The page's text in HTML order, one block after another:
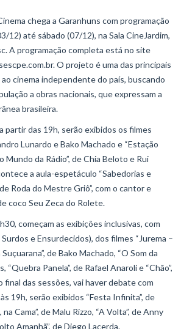
chega a Garanhuns com programação
12) até sábado (07/12), na Sala CineJardim,
A programação completa está no site
O projeto é uma das principais
cinema independente do país, buscando
a obras nacionais, que expressam a
brasileira.
partir das 19h, serão exibidos os filmes
Lunardo e Bako Machado e “Estação
Mundo da Rádio”, de Chia Beloto e Rui
a aula-espetáculo “Sabedorias e
Roda do Mestre Griô”, com o cantor e
coco Seu Zeca do Rolete.
começam as exibições inclusivas, com
e Ensurdecidos), dos filmes “Jurema –
de Bako Machado, “O Som da
“Quebra Panela”, de Rafael Anaroli e “Chão”,
final das sessões, vai haver debate com
19h, serão exibidos “Festa Infinita”, de
Cama”, de Malu Rizzo, “A Volta”, de Anny
Amanhã”, de Diego Lacerda.